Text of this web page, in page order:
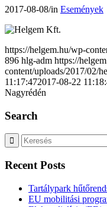
2017-08-08/in Események
https://helgem.hu/wp-
896 hlg-adm https://
content/uploads/2017/02/
11:17:472017-08-22
Nagyrédén
Search
Recent Posts
Tartálypark
EU mobilitási